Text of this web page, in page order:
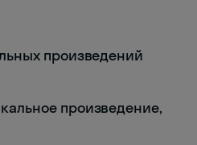
произведений
произведение,